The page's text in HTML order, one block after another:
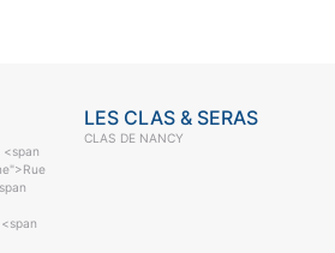
LES CLAS & SERAS
CLAS DE NANCY